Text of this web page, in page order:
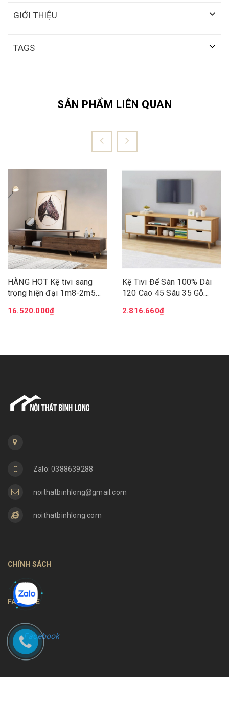
GIỚI THIỆU
TAGS
SẢN PHẨM LIÊN QUAN
HÀNG HOT Kệ tivi sang
trọng hiện đại 1m8-2m5
cao cấp đa năng sang
16.520.000₫
Kệ Tivi Để Sàn 100% Dài
120 Cao 45 Sâu 35 Gỗ
2.816.660₫
Zalo: 0388639288
noithatbinhlong@gmail.com
noithatbinhlong.com
CHÍNH SÁCH
FANPAGE
Facebook